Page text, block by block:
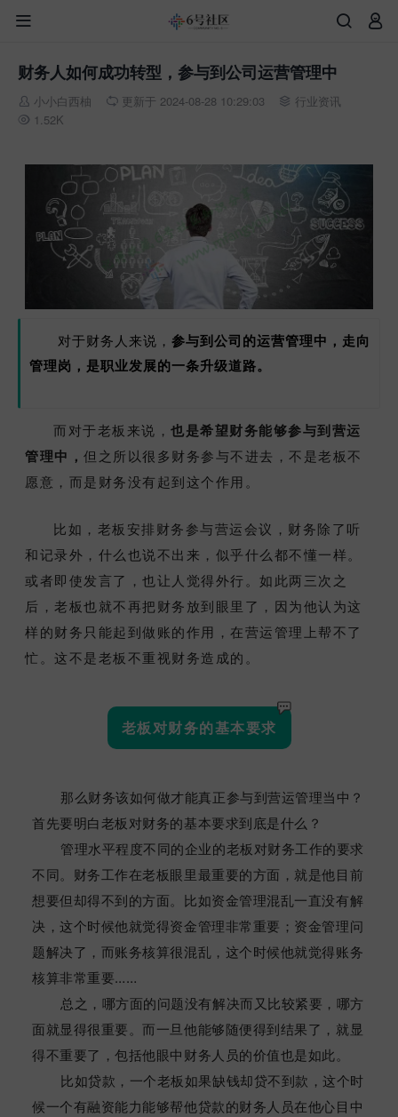



财务人如何成功转型，参与到公司运营管理中
 小小白西柚  更新于 2024-08-28 10:29:03  行业资讯
 1.52K
对于财务人来说， 参与到公司的运营管理中，走向
管理岗，是职业发展的一条升级道路。
而对于老板来说， 也是希望财务能够参与到营运
管理中， 但之所以很多财务参与不进去，不是老板不
愿意，而是财务没有起到这个作用。
比如，老板安排财务参与营运会议，财务除了听
和记录外，什么也说不出来，似乎什么都不懂一样。
或者即使发言了，也让人觉得外行。如此两三次之
后，老板也就不再把财务放到眼里了，因为他认为这
样的财务只能起到做账的作用，在营运管理上帮不了
忙。这不是老板不重视财务造成的。
老板对财务的基本要求
那么财务该如何做才能真正参与到营运管理当中？
首先要明白老板对财务的基本要求到底是什么？
管理水平程度不同的企业的老板对财务工作的要求
不同。财务工作在老板眼里最重要的方面，就是他目前
想要但却得不到的方面。比如资金管理混乱一直没有解
决，这个时候他就觉得资金管理非常重要；资金管理问
题解决了，而账务核算很混乱，这个时候他就觉得账务
核算非常重要……
总之，哪方面的问题没有解决而又比较紧要，哪方
面就显得很重要。而一旦他能够随便得到结果了，就显
得不重要了，包括他眼中财务人员的价值也是如此。
比如贷款，一个老板如果缺钱却贷不到款，这个时
候一个有融资能力能够帮他贷款的财务人员在他心目中